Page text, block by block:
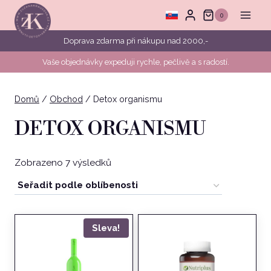
Přeskočit
obsah
0
Doprava zdarma při nákupu nad 2000,-
Vaše objednávky expeduji rychle, pečlivě a s radostí.
Domů / Obchod / Detox organismu
DETOX ORGANISMU
Zobrazeno 7 výsledků
podle
Sleva!